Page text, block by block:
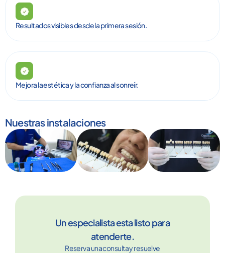
Resultados visibles desde la primera sesión.
Mejora la estética y la confianza al sonreír.
Nuestras instalaciones
Un especialista esta listo para
atenderte.
Reserva una consulta y resuelve